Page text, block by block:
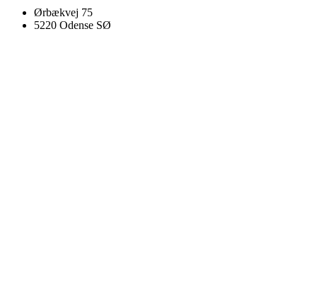
Ørbækvej 75
5220 Odense SØ